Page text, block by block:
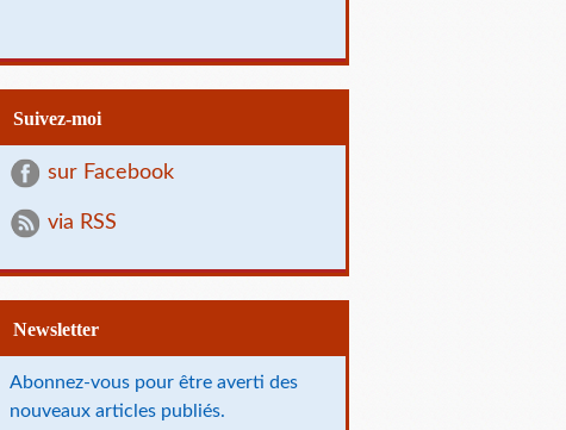
Suivez-moi
sur Facebook
via RSS
Newsletter
Abonnez-vous pour être averti des
nouveaux articles publiés.